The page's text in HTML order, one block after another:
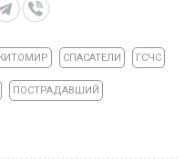
СПАСАТЕЛИ ГСЧС
ПОСТРАДАВШИЙ